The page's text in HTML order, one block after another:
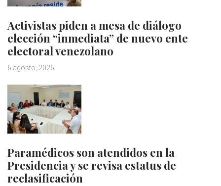
Activistas piden a mesa de diálogo
elección “inmediata” de nuevo ente
electoral venezolano
6 agosto, 2026
Paramédicos son atendidos en la
Presidencia y se revisa estatus de
reclasificación